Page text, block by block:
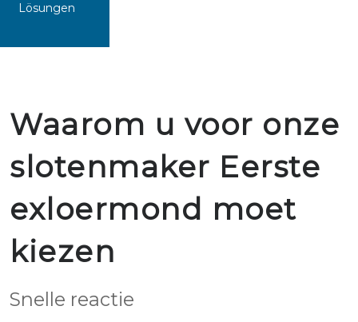
Lösungen
Waarom u voor onze
slotenmaker Eerste
exloermond moet
kiezen
Snelle reactie